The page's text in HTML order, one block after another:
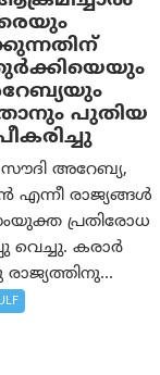
പുതിയ
അറേബ്യ,
എന്നീ രാജ്യങ്ങൾ
പ്രതിരോധ
വെച്ചു. കരാർ
രാജ്യത്തിനു...